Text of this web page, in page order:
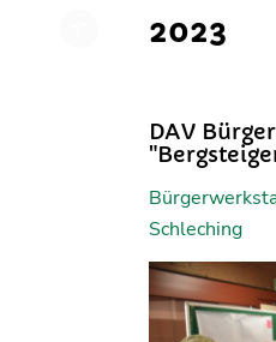
2023
DAV
Schleching